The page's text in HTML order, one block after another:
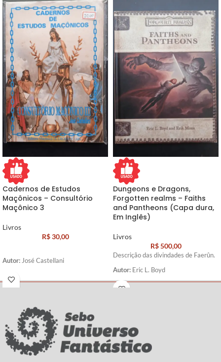
Cadernos de Estudos
Maçônicos – Consultório
Maçônico 3
Livros
R$30,00
Autor: José Castellani
Dungeons e Dragons,
Forgotten realms – Faiths
and Pantheons (Capa dura,
Em Inglês)
Livros
R$500,00
Descrição das divindades de Faerûn.
Autor: Eric L. Boyd